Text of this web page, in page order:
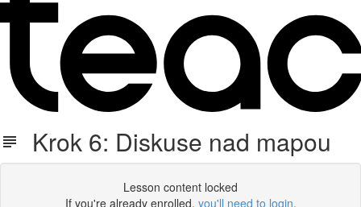
Krok 6: Diskuse nad mapou
Lesson content locked
If you're already enrolled, you'll need to login.